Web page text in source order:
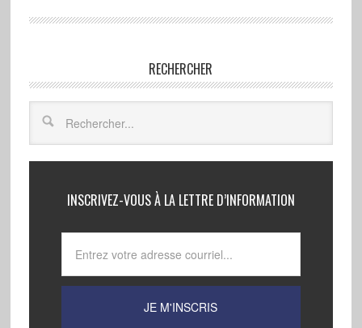
RECHERCHER
INSCRIVEZ-VOUS À LA LETTRE D’INFORMATION